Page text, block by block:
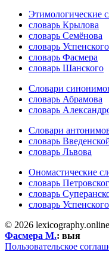
Этимологические
словарь Крылова
словарь Семёнова
словарь Успенского
словарь Фасмера
словарь Шанского
Словари
словарь Абрамова
словарь
Словари
словарь
словарь Львова
Ономастические
словарь
словарь
словарь Успенского
© 2026
Фасмера М.: выя
Пользовательское